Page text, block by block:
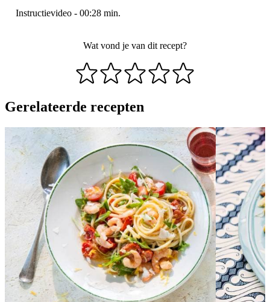
Instructievideo - 00:28 min.
Wat vond je van dit recept?
Gerelateerde recepten